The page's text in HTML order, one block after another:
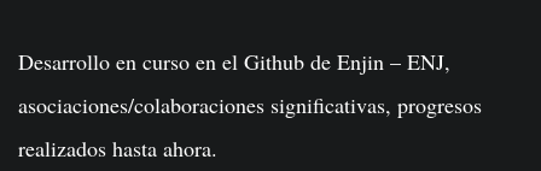
Desarrollo en curso en el Github de Enjin – ENJ,
asociaciones/colaboraciones significativas, progresos
realizados hasta ahora.